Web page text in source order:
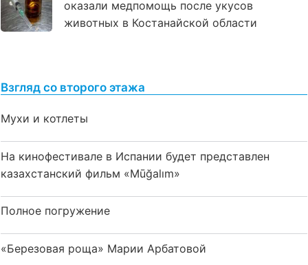
оказали медпомощь после укусов
животных в Костанайской области
Взгляд со второго этажа
Мухи и котлеты
На кинофестивале в Испании будет представлен
казахстанский фильм «Mūğalım»
Полное погружение
«Березовая роща» Марии Арбатовой